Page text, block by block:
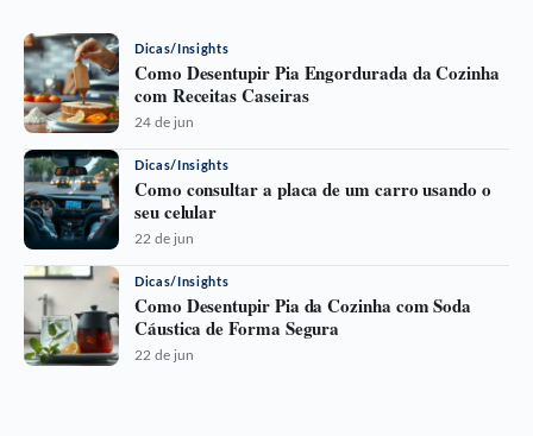
Dicas/Insights
Como Desentupir Pia Engordurada da Cozinha
com Receitas Caseiras
24 de jun
Dicas/Insights
Como consultar a placa de um carro usando o
seu celular
22 de jun
Dicas/Insights
Como Desentupir Pia da Cozinha com Soda
Cáustica de Forma Segura
22 de jun